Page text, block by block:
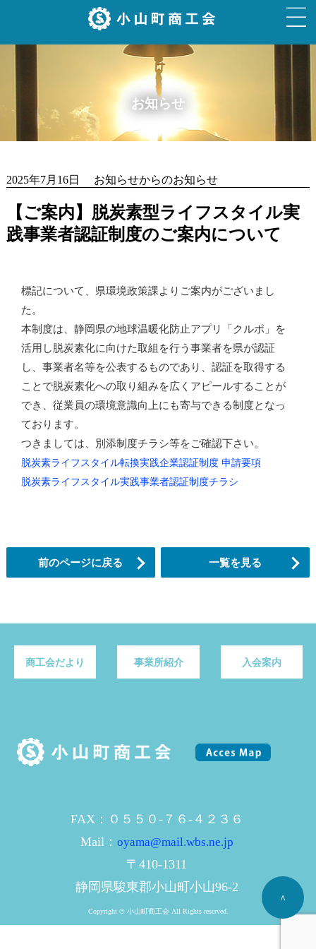
お知らせ
2025年7月16日 お知らせからのお知らせ
【ご案内】脱炭素型ライフスタイル実
践事業者認証制度のご案内について
標記について、県環境政策課よりご案内がございまし
た。
本制度は、静岡県の地球温暖化防止アプリ「クルポ」を
活用し脱炭素化に向けた取組を行う事業者を県が認証
し、事業者名等を公表するものであり、認証を取得する
ことで脱炭素化への取り組みを広くアピールすることが
でき、従業員の環境意識向上にも寄与できる制度となっ
ております。
つきましては、別添制度チラシ等をご確認下さい。
脱炭素ライフスタイル転換実践企業認証制度 申請要項
脱炭素ライフスタイル実践事業者認証制度チラシ
前のページに戻る 一覧を見る
商工会だより 事業所紹介 入会案内
FAX：０５５０-７６-４２３６
Mail： oyama@mail.wbs.ne.jp
〒410-1311
静岡県駿東郡小山町小山96-2
^
Copyright © 小山町商工会 All Rights reserved.